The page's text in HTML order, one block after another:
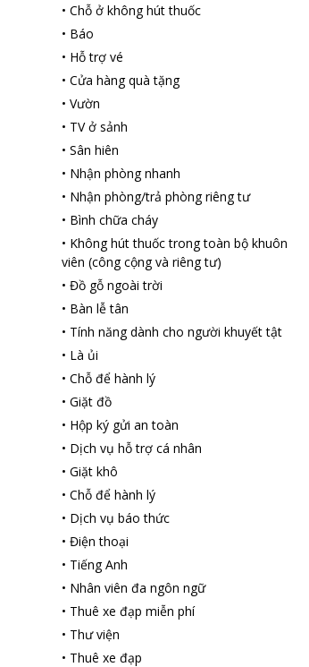
• Chỗ ở không hút thuốc
• Báo
• Hỗ trợ vé
• Cửa hàng quà tặng
• Vườn
• TV ở sảnh
• Sân hiên
• Nhận phòng nhanh
• Nhận phòng/trả phòng riêng tư
• Bình chữa cháy
• Không hút thuốc trong toàn bộ khuôn
viên (công cộng và riêng tư)
• Đồ gỗ ngoài trời
• Bàn lễ tân
• Tính năng dành cho người khuyết tật
• Là ủi
• Chỗ để hành lý
• Giặt đồ
• Hộp ký gửi an toàn
• Dịch vụ hỗ trợ cá nhân
• Giặt khô
• Chỗ để hành lý
• Dịch vụ báo thức
• Điện thoại
• Tiếng Anh
• Nhân viên đa ngôn ngữ
• Thuê xe đạp miễn phí
• Thư viện
• Thuê xe đạp